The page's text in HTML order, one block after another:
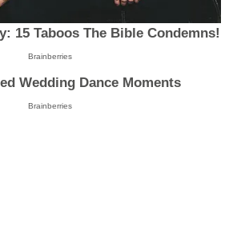
15 Taboos The Bible Condemns!
Brainberries
Wedding Dance Moments
Brainberries